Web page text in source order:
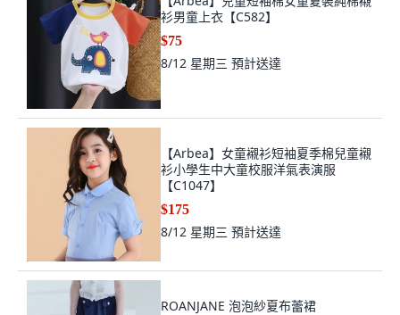
衫男童上衣【C582】
$75
8/12 星期三 預計送達
【Arbea】女童襯衫短袖夏季棉兒童襯
衫小學生中大童校服洋氣表演服
【C1047】
$175
8/12 星期三 預計送達
ROANJANE 泡泡紗夏布蕾裙